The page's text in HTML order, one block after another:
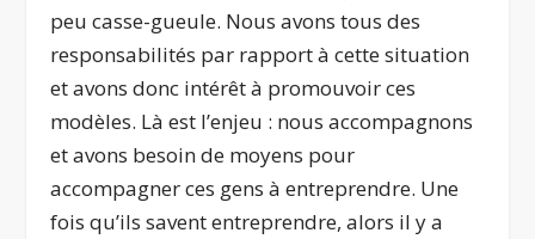
peu casse-gueule. Nous avons tous des
responsabilités par rapport à cette situation
et avons donc intérêt à promouvoir ces
modèles. Là est l’enjeu : nous accompagnons
et avons besoin de moyens pour
accompagner ces gens à entreprendre. Une
fois qu’ils savent entreprendre, alors il y a